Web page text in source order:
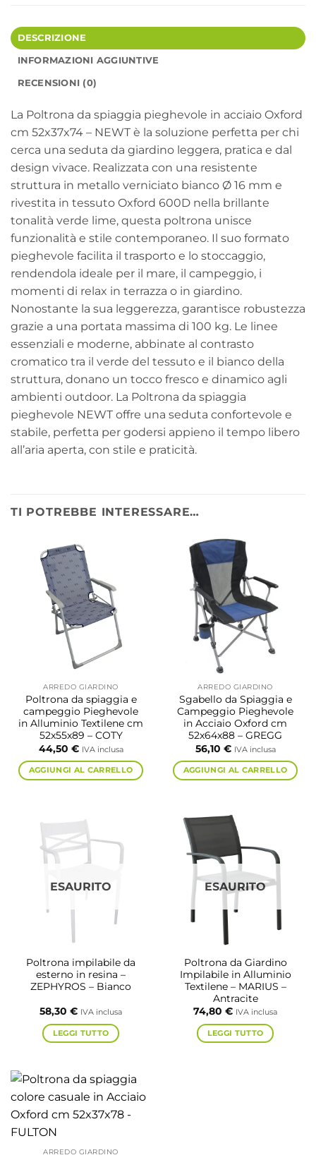
DESCRIZIONE
INFORMAZIONI AGGIUNTIVE
RECENSIONI (0)
La Poltrona da spiaggia pieghevole in acciaio Oxford
cm 52x37x74 – NEWT è la soluzione perfetta per chi
cerca una seduta da giardino leggera, pratica e dal
design vivace. Realizzata con una resistente
struttura in metallo verniciato bianco Ø 16 mm e
rivestita in tessuto Oxford 600D nella brillante
tonalità verde lime, questa poltrona unisce
funzionalità e stile contemporaneo. Il suo formato
pieghevole facilita il trasporto e lo stoccaggio,
rendendola ideale per il mare, il campeggio, i
momenti di relax in terrazza o in giardino.
Nonostante la sua leggerezza, garantisce robustezza
grazie a una portata massima di 100 kg. Le linee
essenziali e moderne, abbinate al contrasto
cromatico tra il verde del tessuto e il bianco della
struttura, donano un tocco fresco e dinamico agli
ambienti outdoor. La Poltrona da spiaggia
pieghevole NEWT offre una seduta confortevole e
stabile, perfetta per godersi appieno il tempo libero
all’aria aperta, con stile e praticità.
TI POTREBBE INTERESSARE…
ARREDO GIARDINO
Poltrona da spiaggia e
campeggio Pieghevole
in Alluminio Textilene cm
52x55x89 – COTY
44,50 € IVA inclusa
AGGIUNGI AL CARRELLO
ARREDO GIARDINO
Sgabello da Spiaggia e
Campeggio Pieghevole
in Acciaio Oxford cm
52x64x88 – GREGG
56,10 € IVA inclusa
AGGIUNGI AL CARRELLO
ESAURITO
Poltrona impilabile da
esterno in resina –
ZEPHYROS – Bianco
58,30 € IVA inclusa
LEGGI TUTTO
ESAURITO
Poltrona da Giardino
Impilabile in Alluminio
Textilene – MARIUS –
Antracite
74,80 € IVA inclusa
LEGGI TUTTO
ARREDO GIARDINO